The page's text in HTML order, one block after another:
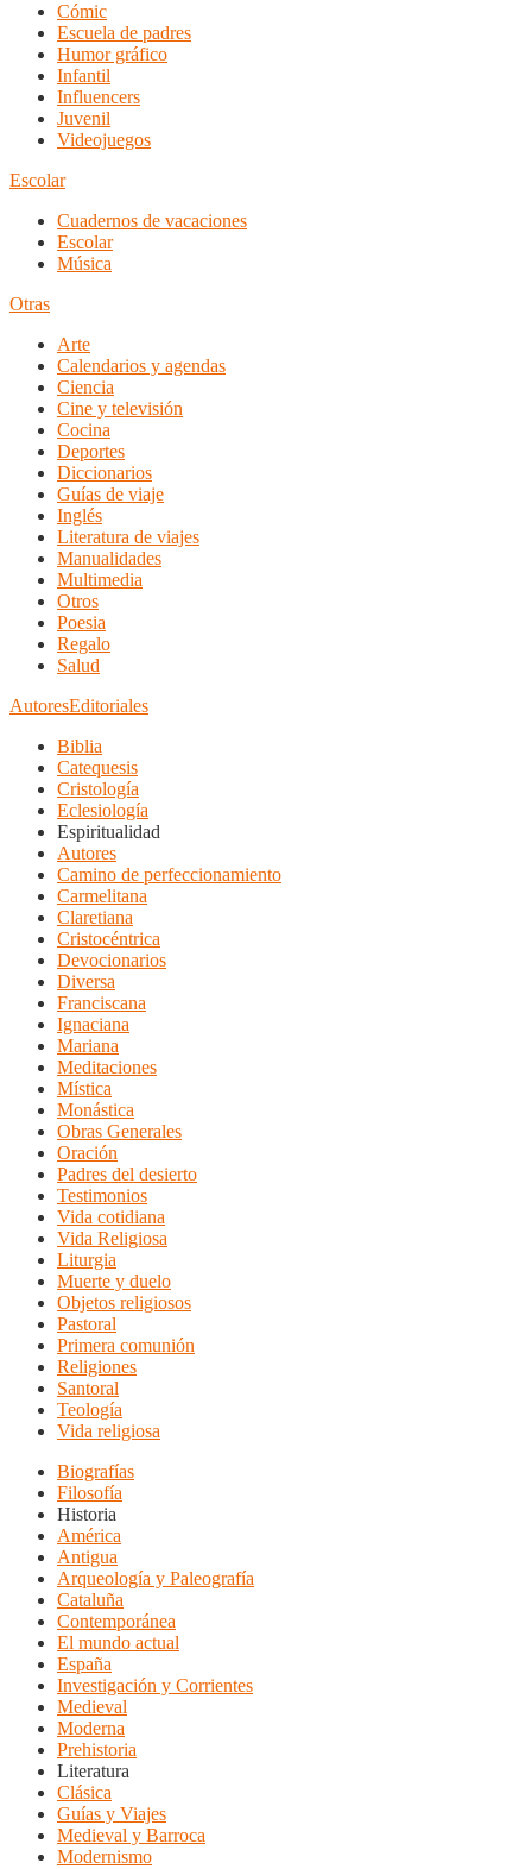
Cómic
Escuela de padres
Humor gráfico
Infantil
Influencers
Juvenil
Videojuegos
Escolar
Cuadernos de vacaciones
Escolar
Música
Otras
Arte
Calendarios y agendas
Ciencia
Cine y televisión
Cocina
Deportes
Diccionarios
Guías de viaje
Inglés
Literatura de viajes
Manualidades
Multimedia
Otros
Poesia
Regalo
Salud
AutoresEditoriales
Biblia
Catequesis
Cristología
Eclesiología
Espiritualidad
Autores
Camino de perfeccionamiento
Carmelitana
Claretiana
Cristocéntrica
Devocionarios
Diversa
Franciscana
Ignaciana
Mariana
Meditaciones
Mística
Monástica
Obras Generales
Oración
Padres del desierto
Testimonios
Vida cotidiana
Vida Religiosa
Liturgia
Muerte y duelo
Objetos religiosos
Pastoral
Primera comunión
Religiones
Santoral
Teología
Vida religiosa
Biografías
Filosofía
Historia
América
Antigua
Arqueología y Paleografía
Cataluña
Contemporánea
El mundo actual
España
Investigación y Corrientes
Medieval
Moderna
Prehistoria
Literatura
Clásica
Guías y Viajes
Medieval y Barroca
Modernismo